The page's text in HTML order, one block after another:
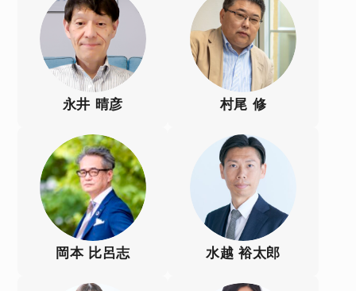
永井 晴彦 村尾 修
岡本 比呂志 水越 裕太郎